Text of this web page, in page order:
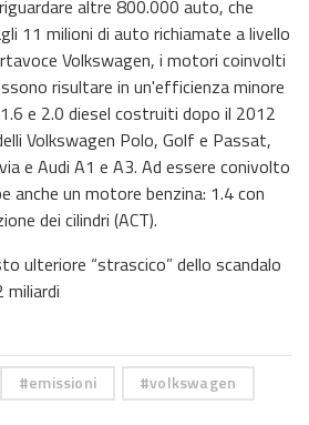
altre 800.000 auto, che
11 milioni di auto richiamate a livello
Volkswagen, i motori coinvolti
risultare in un'efficienza minore
e 2.0 diesel costruiti dopo il 2012
Volkswagen Polo, Golf e Passat,
e Audi A1 e A3. Ad essere conivolto
anche un motore benzina: 1.4 con
dei cilindri (ACT).
ulteriore “strascico” dello scandalo
miliardi
emissioni volkswagen